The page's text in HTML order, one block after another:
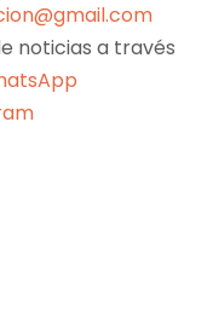
noticias a través